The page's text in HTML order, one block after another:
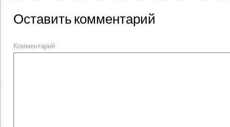
Оставить комментарий
Комментарий